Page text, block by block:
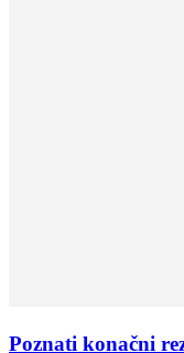
Poznati konačni